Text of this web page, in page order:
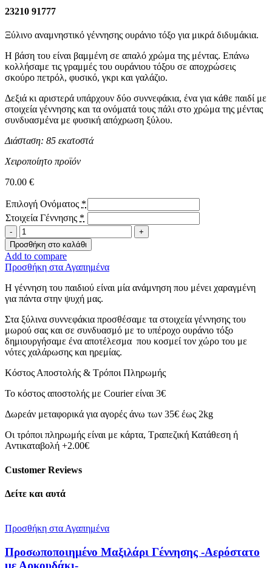
23210 91777
Ξύλινο αναμνηστικό γέννησης ουράνιο τόξο για μικρά διδυμάκια.
Η βάση του είναι βαμμένη σε απαλό χρώμα της μέντας. Επάνω
κολλήσαμε τις γραμμές του ουράνιου τόξου σε αποχρώσεις
σκούρο πετρόλ, φυσικό, γκρι και γαλάζιο.
Δεξιά κι αριστερά υπάρχουν δύο συννεφάκια, ένα για κάθε παιδί με
στοιχεία γέννησης και τα ονόματά τους πάλι στο χρώμα της μέντας
συνδυασμένα με φυσική απόχρωση ξύλου.
Διάσταση: 85 εκατοστά
Χειροποίητο προϊόν
70.00 €
Επιλογή Ονόματος *
Στοιχεία Γέννησης *
Αναμνηστικό
γέννησης
-
Twins-
ποσότητα
Προσθήκη στο καλάθι
Add to compare
Προσθήκη στα Αγαπημένα
Η γέννηση του παιδιού είναι μία ανάμνηση που μένει χαραγμένη
για πάντα στην ψυχή μας.
Στα ξύλινα συννεφάκια προσθέσαμε τα στοιχεία γέννησης του
μωρού σας και σε συνδυασμό με το υπέροχο ουράνιο τόξο
δημιουργήσαμε ένα αποτέλεσμα που κοσμεί τον χώρο του με
νότες χαλάρωσης και ηρεμίας.
Κόστος Αποστολής & Τρόποι Πληρωμής
Το κόστος αποστολής με Courier είναι 3€
Δωρεάν μεταφορικά για αγορές άνω των 35€ έως 2kg
Οι τρόποι πληρωμής είναι με κάρτα, Τραπεζική Κατάθεση ή
Αντικαταβολή +2.00€
Customer Reviews
Δείτε και αυτά
Προσθήκη στα Αγαπημένα
Προσωποποιημένο Μαξιλάρι Γέννησης -Αερόστατο
με Αρκουδάκι-